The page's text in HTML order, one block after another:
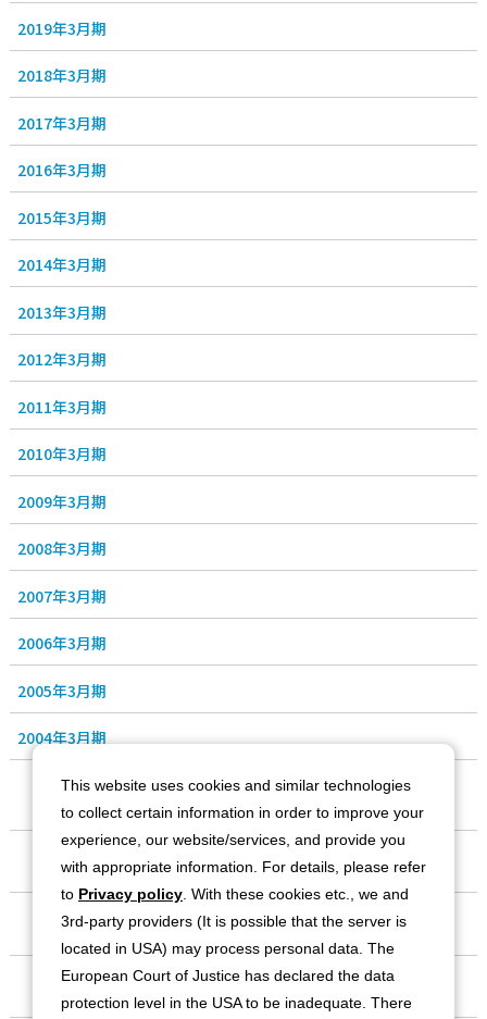
2019年3月期
2018年3月期
2017年3月期
2016年3月期
2015年3月期
2014年3月期
2013年3月期
2012年3月期
2011年3月期
2010年3月期
2009年3月期
2008年3月期
2007年3月期
2006年3月期
2005年3月期
2004年3月期
会社情報
事業紹介
IR情報
This website uses cookies and similar technologies
to collect certain information in order to improve your
experience, our website/services, and provide you
with appropriate information. For details, please refer
to Privacy policy . With these cookies etc., we and
3rd-party providers (It is possible that the server is
located in USA) may process personal data. The
European Court of Justice has declared the data
protection level in the USA to be inadequate. There